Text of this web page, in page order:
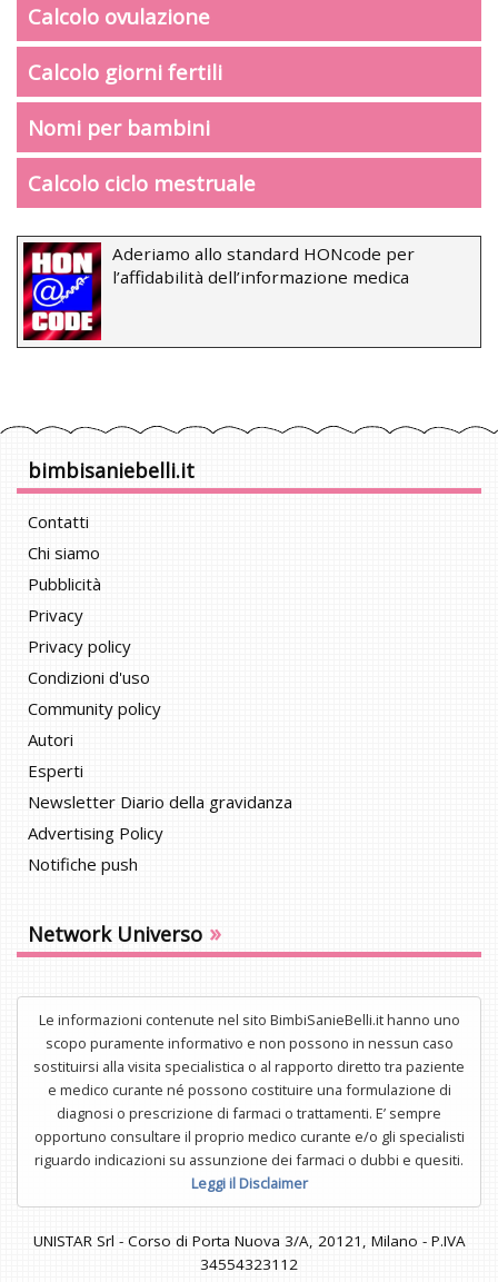
Calcolo ovulazione
Calcolo giorni fertili
Nomi per bambini
Calcolo ciclo mestruale
Aderiamo allo standard HONcode per
l’affidabilità dell’informazione medica
bimbisaniebelli.it
Contatti
Chi siamo
Pubblicità
Privacy
Privacy policy
Condizioni d'uso
Community policy
Autori
Esperti
Newsletter Diario della gravidanza
Advertising Policy
Notifiche push
Network Universo »
Le informazioni contenute nel sito BimbiSanieBelli.it hanno uno
scopo puramente informativo e non possono in nessun caso
sostituirsi alla visita specialistica o al rapporto diretto tra paziente
e medico curante né possono costituire una formulazione di
diagnosi o prescrizione di farmaci o trattamenti. E’ sempre
opportuno consultare il proprio medico curante e/o gli specialisti
riguardo indicazioni su assunzione dei farmaci o dubbi e quesiti.
Leggi il Disclaimer
UNISTAR Srl - Corso di Porta Nuova 3/A, 20121, Milano - P.IVA
34554323112